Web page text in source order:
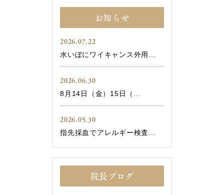
お知らせ
2026.07.22
水いぼにワイキャンス外用...
2026.06.30
8月14日（金）15日（...
2026.05.30
指先採血でアレルギー検査...
院長ブログ